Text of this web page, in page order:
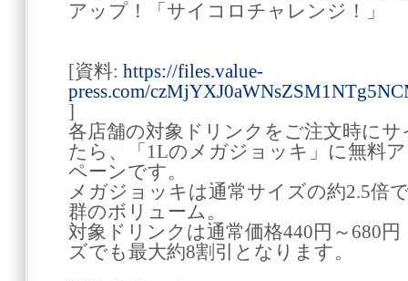
アップ！「サイコロチャレンジ！」
[資料: https://files.value-
press.com/
]
各店舗の対象ドリンクをご注文時に
たら、「1Lのメガジョッキ」に無料
ペーンです。
メガジョッキは通常サイズの約2.5倍
群のボリューム。
対象ドリンクは通常価格440円～680
ズでも最大約8割引となります。